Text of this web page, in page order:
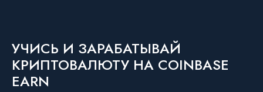
УЧИСЬ И ЗАРАБАТЫВАЙ
КРИПТОВАЛЮТУ НА COINBASE
EARN